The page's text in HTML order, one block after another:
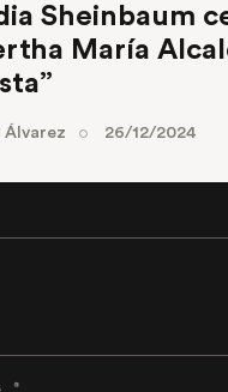
Sheinbaum
María
Álvarez 26/12/2024